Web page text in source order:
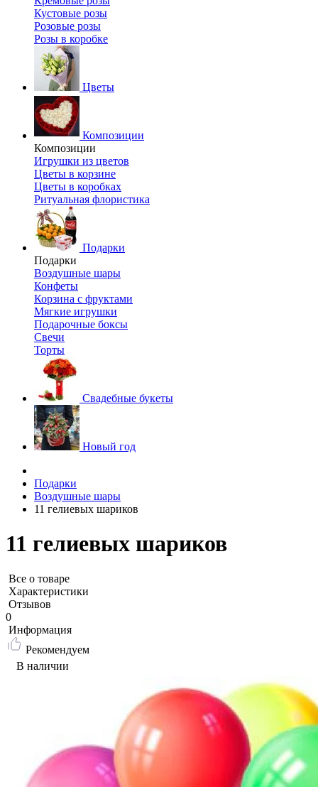
Кустовые розы
Розовые розы
Розы в коробке
Цветы
Композиции
Композиции
Игрушки из цветов
Цветы в корзине
Цветы в коробках
Ритуальная флористика
Подарки
Подарки
Воздушные шары
Конфеты
Корзина с фруктами
Мягкие игрушки
Подарочные боксы
Свечи
Торты
Свадебные букеты
Новый год
Подарки
Воздушные шары
11 гелиевых шариков
11 гелиевых шариков
Все о товаре
Характеристики
Отзывов
0
Информация
Рекомендуем
В наличии